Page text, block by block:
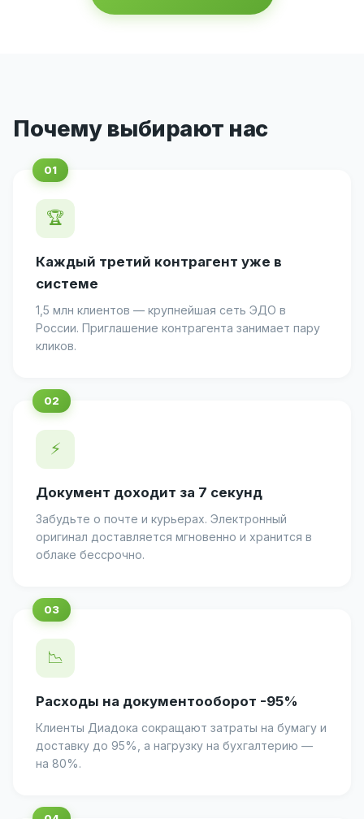
Почему выбирают нас
🏆
Каждый третий контрагент уже в
системе
1,5 млн клиентов — крупнейшая сеть ЭДО в
России. Приглашение контрагента занимает пару
кликов.
⚡
Документ доходит за 7 секунд
Забудьте о почте и курьерах. Электронный
оригинал доставляется мгновенно и хранится в
облаке бессрочно.
📉
Расходы на документооборот -95%
Клиенты Диадока сокращают затраты на бумагу и
доставку до 95%, а нагрузку на бухгалтерию —
на 80%.